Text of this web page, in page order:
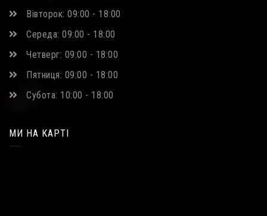
Вівторок: 09:00 - 18:00
Середа: 09:00 - 18:00
Четверг: 09:00 - 18:00
Пятниця: 09:00 - 18:00
Субота: 10:00 - 18:00
МИ НА КАРТІ